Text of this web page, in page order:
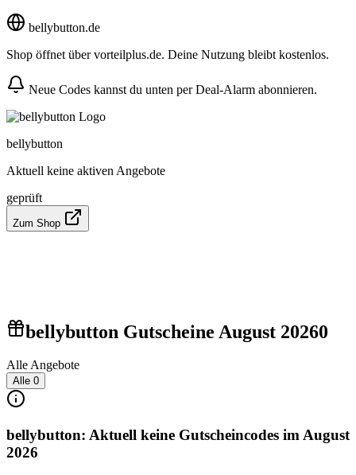
bellybutton.de
Shop öffnet über vorteilplus.de. Deine Nutzung bleibt kostenlos.
Neue Codes kannst du unten per Deal-Alarm abonnieren.
bellybutton
Aktuell keine aktiven Angebote
geprüft
Zum Shop
bellybutton Gutscheine August 20260
Alle Angebote
Alle 0
bellybutton: Aktuell keine Gutscheincodes im August
2026